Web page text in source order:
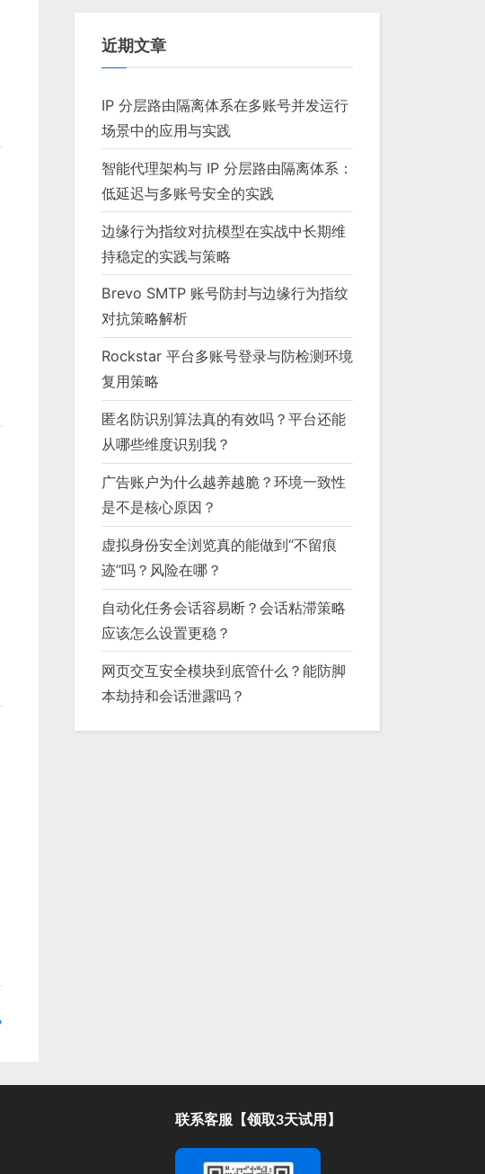
近期文章
IP 分层路由隔离体系在多账号并发运行
场景中的应用与实践
智能代理架构与 IP 分层路由隔离体系：
低延迟与多账号安全的实践
边缘行为指纹对抗模型在实战中长期维
持稳定的实践与策略
Brevo SMTP 账号防封与边缘行为指纹
对抗策略解析
Rockstar 平台多账号登录与防检测环境
复用策略
匿名防识别算法真的有效吗？平台还能
从哪些维度识别我？
广告账户为什么越养越脆？环境一致性
是不是核心原因？
虚拟身份安全浏览真的能做到“不留痕
迹”吗？风险在哪？
自动化任务会话容易断？会话粘滞策略
应该怎么设置更稳？
网页交互安全模块到底管什么？能防脚
本劫持和会话泄露吗？
联系客服【领取3天试用】